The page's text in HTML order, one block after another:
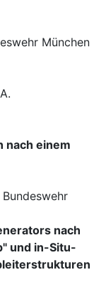
München
nach einem
nach
und in-Situ-